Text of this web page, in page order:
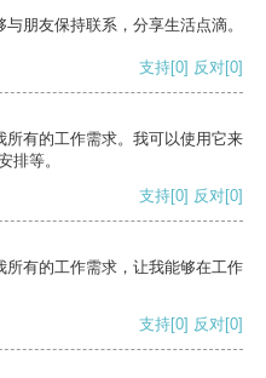
朋友保持联系，分享生活点滴。
支持[0] 反对[0]
有的工作需求。我可以使用它来
排等。
支持[0] 反对[0]
有的工作需求，让我能够在工作
支持[0] 反对[0]